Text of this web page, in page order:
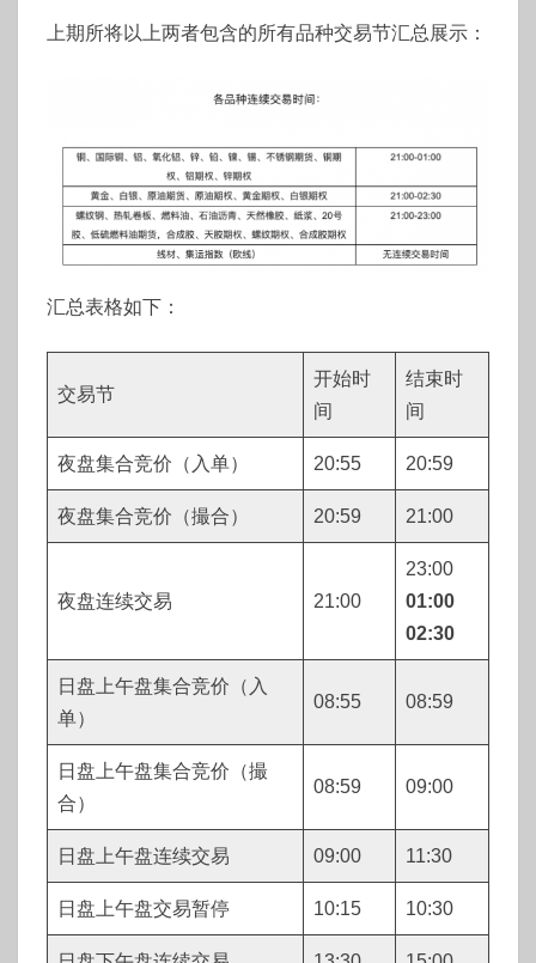
上期所将以上两者包含的所有品种交易节汇总展示：
汇总表格如下：
交易节
开始时
间
结束时
间
夜盘集合竞价（入单） 20:55 20:59
夜盘集合竞价（撮合） 20:59 21:00
夜盘连续交易 21:00
23:00
01:00
02:30
日盘上午盘集合竞价（入
单）
08:55 08:59
日盘上午盘集合竞价（撮
合）
08:59 09:00
日盘上午盘连续交易 09:00 11:30
日盘上午盘交易暂停 10:15 10:30